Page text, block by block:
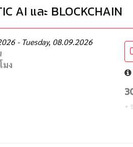
AI และ BLOCKCHAIN
- Tuesday, 08.09.2026
มง
•